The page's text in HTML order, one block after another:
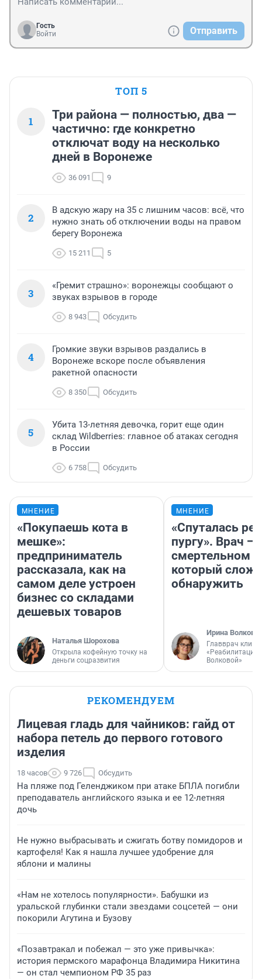
Гость
Войти
Отправить
ТОП 5
1
Три района — полностью, два —
частично: где конкретно
отключат воду на несколько
дней в Воронеже
36 091 9
2
В адскую жару на 35 с лишним часов: всё, что
нужно знать об отключении воды на правом
берегу Воронежа
15 211 5
3
«Гремит страшно»: воронежцы сообщают о
звуках взрывов в городе
8 943 Обсудить
4
Громкие звуки взрывов раздались в
Воронеже вскоре после объявления
ракетной опасности
8 350 Обсудить
5
Убита 13-летняя девочка, горит еще один
склад Wildberries: главное об атаках сегодня
в России
6 758 Обсудить
МНЕНИЕ
«Покупаешь кота в
мешке»:
предприниматель
рассказала, как на
самом деле устроен
бизнес со складами
дешевых товаров
Наталья Шорохова
Открыла кофейную точку на
деньги соцразвития
МНЕНИЕ
«Спуталась
пургу». Врач —
смертельном
который
обнаружить
Ирина Волкова
Главврач
«Реабилитация
Волковой»
РЕКОМЕНДУЕМ
Лицевая гладь для чайников: гайд от
набора петель до первого готового
изделия
18 часов 9 726 Обсудить
На пляже под Геленджиком при атаке БПЛА погибли
преподаватель английского языка и ее 12-летняя
дочь
Не нужно выбрасывать и сжигать ботву помидоров и
картофеля! Как я нашла лучшее удобрение для
яблони и малины
«Нам не хотелось популярности». Бабушки из
уральской глубинки стали звездами соцсетей — они
покорили Агутина и Бузову
«Позавтракал и побежал — это уже привычка»:
история пермского марафонца Владимира Никитина
— он стал чемпионом РФ 35 раз